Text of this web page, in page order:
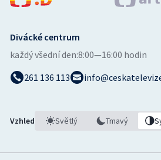
Divácké centrum
každý všední den:8:00—16:00 hodin
261 136 113
Vzhled Světlý Tmavý